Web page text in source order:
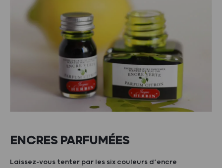
ENCRES PARFUMÉES
Laissez-vous tenter par les six couleurs d’encre